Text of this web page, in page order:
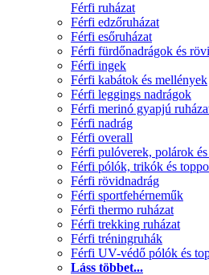
Férfi ruházat
Férfi edzőruházat
Férfi esőruházat
Férfi fürdőnadrágok és
Férfi ingek
Férfi kabátok és mellények
Férfi leggings nadrágok
Férfi merinó gyapjú
Férfi nadrág
Férfi overall
Férfi pulóverek, polárok
Férfi pólók, trikók és
Férfi rövidnadrág
Férfi sportfehérneműk
Férfi thermo ruházat
Férfi trekking ruházat
Férfi tréningruhák
Férfi UV-védő pólók és
Láss többet...